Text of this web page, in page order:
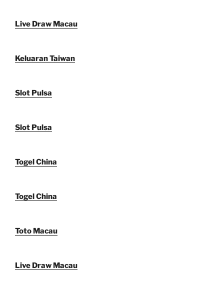
Live Draw Macau
Keluaran Taiwan
Slot Pulsa
Slot Pulsa
Togel China
Togel China
Toto Macau
Live Draw Macau